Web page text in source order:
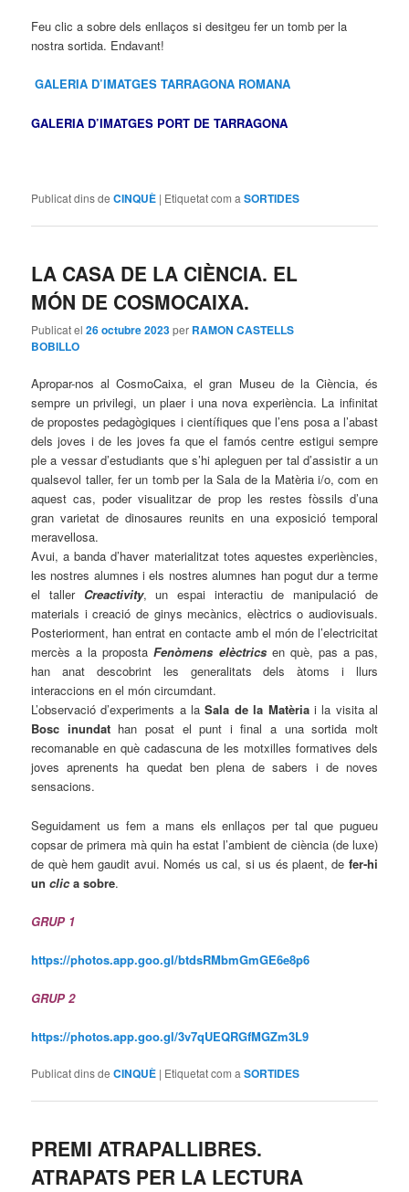
Feu clic a sobre dels enllaços si desitgeu fer un tomb per la
nostra sortida. Endavant!
GALERIA D’IMATGES TARRAGONA ROMANA
GALERIA D’IMATGES PORT DE TARRAGONA
Publicat dins de CINQUÈ | Etiquetat com a SORTIDES
LA CASA DE LA CIÈNCIA. EL
MÓN DE COSMOCAIXA.
Publicat el26 octubre 2023per RAMON CASTELLS
BOBILLO
Apropar-nos al CosmoCaixa, el gran Museu de la Ciència, és
sempre un privilegi, un plaer i una nova experiència. La infinitat
de propostes pedagògiques i científiques que l’ens posa a l’abast
dels joves i de les joves fa que el famós centre estigui sempre
ple a vessar d’estudiants que s’hi apleguen per tal d’assistir a un
qualsevol taller, fer un tomb per la Sala de la Matèria i/o, com en
aquest cas, poder visualitzar de prop les restes fòssils d’una
gran varietat de dinosaures reunits en una exposició temporal
meravellosa.
Avui, a banda d’haver materialitzat totes aquestes experiències,
les nostres alumnes i els nostres alumnes han pogut dur a terme
el taller Creactivity, un espai interactiu de manipulació de
materials i creació de ginys mecànics, elèctrics o audiovisuals.
Posteriorment, han entrat en contacte amb el món de l’electricitat
mercès a la propostaFenòmens elèctrics en què, pas a pas,
han anat descobrint les generalitats dels àtoms i llurs
interaccions en el món circumdant.
L’observació d’experiments a laSala de la Matèriai la visita al
Bosc inundathan posat el punt i final a una sortida molt
recomanable en què cadascuna de les motxilles formatives dels
joves aprenents ha quedat ben plena de sabers i de noves
sensacions.
Seguidament us fem a mans els enllaços per tal que pugueu
copsar de primera mà quin ha estat l’ambient de ciència (de luxe)
de què hem gaudit avui. Només us cal, si us és plaent, de fer-hi
unclica sobre.
GRUP 1
https://photos.app.goo.gl/btdsRMbmGmGE6e8p6
GRUP 2
https://photos.app.goo.gl/3v7qUEQRGfMGZm3L9
Publicat dins de CINQUÈ | Etiquetat com a SORTIDES
PREMI ATRAPALLIBRES.
ATRAPATS PER LA LECTURA